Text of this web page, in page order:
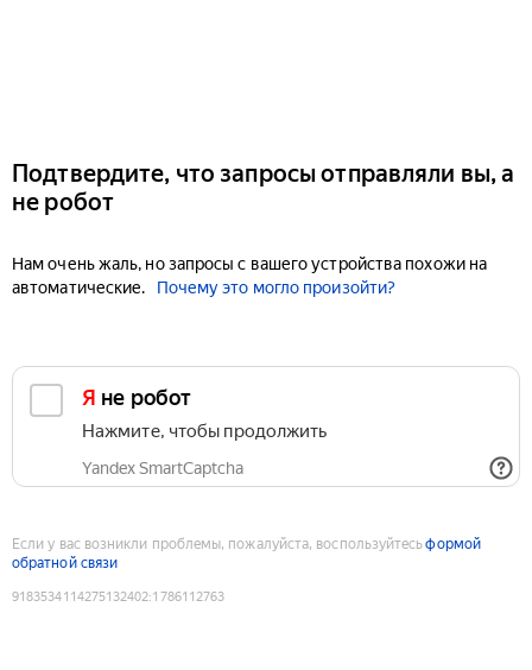
Подтвердите, что запросы отправляли вы, а
не робот
Нам очень жаль, но запросы с вашего устройства похожи на
автоматические.
Почему это могло произойти?
Я не робот
Нажмите, чтобы продолжить
Yandex SmartCaptcha
Если у вас возникли проблемы, пожалуйста, воспользуйтесьформой
обратной связи
9183534114275132402:1786112763